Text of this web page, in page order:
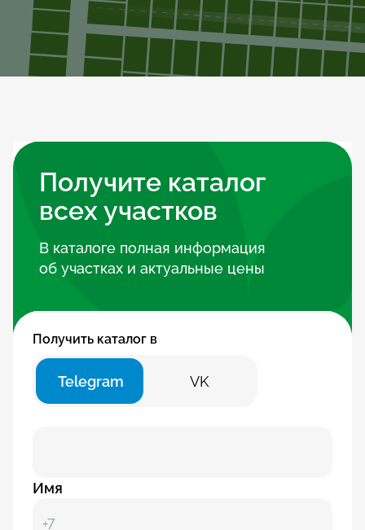
Получите каталог
всех участков
В каталоге полная информация
об участках и актуальные цены
Получить каталог в
Telegram VK
Имя